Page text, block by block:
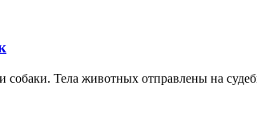
Тела животных отправлены на